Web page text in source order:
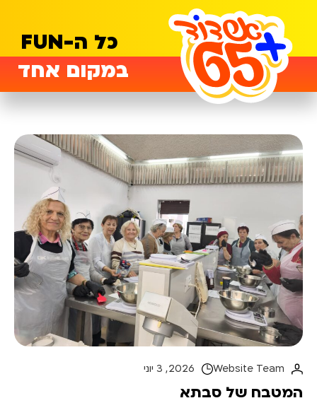
כל ה-FUN
במקום אחד
Website Team 2026 , 3 יוני
המטבח של סבתא